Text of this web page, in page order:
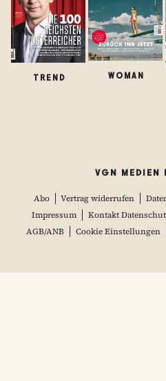
TREND WOMAN
VGN MEDIEN
Abo Vertrag widerrufen
Impressum
Kontakt
AGB/ANB
Cookie Einstellungen